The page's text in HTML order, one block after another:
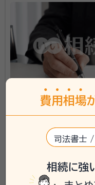
いし、正確且つスピー
きを代行したりと、幅広く
士や税理士、社労士と
トップのサービス提供
される心配もありませ
して、皆様の安心と幸
の高いサービスをご提供いたしま
コード決済「paypay」
クレジットカードに対
払いにも応じますので
談ください。
行政書士
所属団体： 京都府行政書士会
京都府八幡市に対応可
お電話
Web
費用 相場
司法書士
相続に強